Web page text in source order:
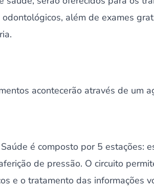
odontológicos, além de exames
acontecerão através de um
é composto por 5 estações:
de pressão. O circuito
e o tratamento das informações